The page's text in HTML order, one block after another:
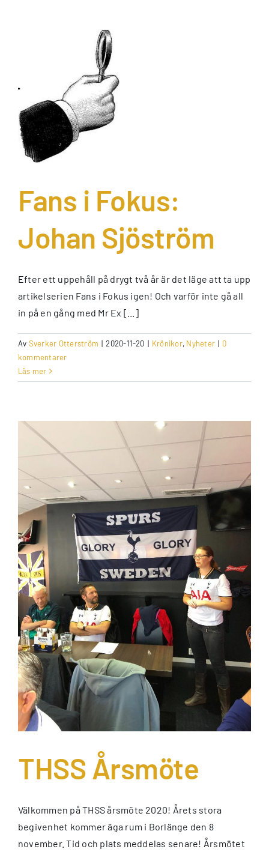
Fans i Fokus:
Johan Sjöström
Efter ett uppehåll på drygt två år är det läge att ta upp
artikelserien Fans i Fokus igen! Och varför inte gå all
in på en gång med Mr Ex [...]
Av Sverker Otterström | 2020-11-20 | Krönikor, Nyheter | 0
kommentarer
Läs mer
THSS Årsmöte
Välkommen på THSS årsmöte 2020! Årets stora
begivenhet kommer äga rum i Borlänge den 8
november. Tid och plats meddelas senare! Årsmötet